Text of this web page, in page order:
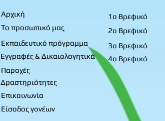
Αρχική
Το προσωπικό μας
Εκπαιδευτικό πρόγραμμα
Εγγραφές & Δικαιολογητικά
1ο Βρεφικό
2ο Βρεφικό
3ο Βρεφικό
4ο Βρεφικό
Παροχές
Δραστηριότητες
Επικοινωνία
Είσοδος γονέων